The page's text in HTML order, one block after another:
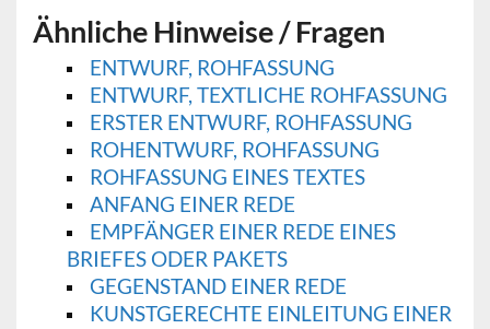
Ähnliche Hinweise / Fragen
ENTWURF, ROHFASSUNG
ENTWURF, TEXTLICHE ROHFASSUNG
ERSTER ENTWURF, ROHFASSUNG
ROHENTWURF, ROHFASSUNG
ROHFASSUNG EINES TEXTES
ANFANG EINER REDE
EMPFÄNGER EINER REDE EINES
BRIEFES ODER PAKETS
GEGENSTAND EINER REDE
KUNSTGERECHTE EINLEITUNG EINER